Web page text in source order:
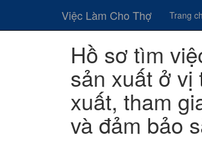
Việc Làm Cho Thợ Trang
Hồ sơ tìm
sản xuất ở vị
xuất, tham
và đảm bảo